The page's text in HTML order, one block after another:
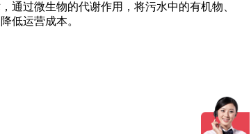
通过微生物的代谢作用，将污水中的有机物、
低运营成本。